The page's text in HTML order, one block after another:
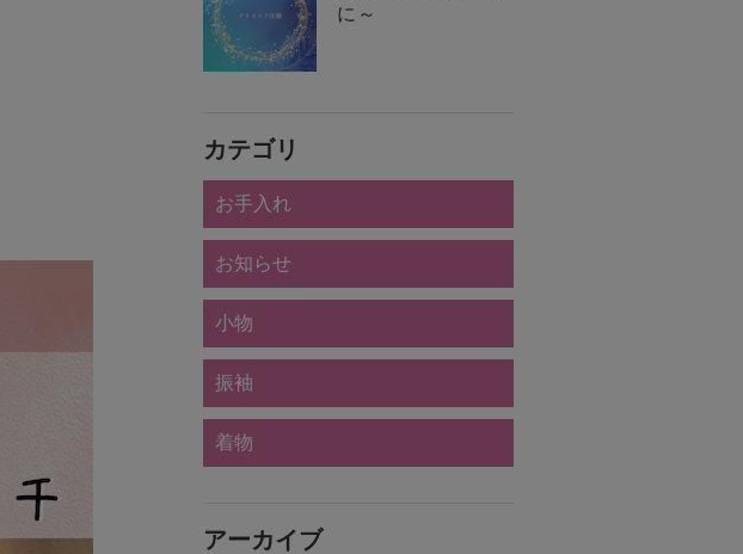
に～
カテゴリ
お手入れ
お知らせ
小物
振袖
着物
アーカイブ